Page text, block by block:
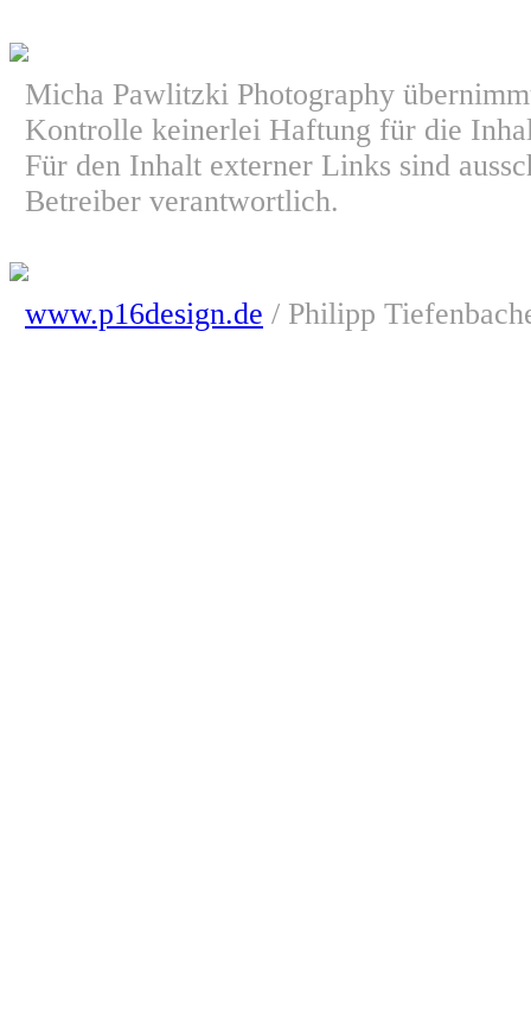
Micha Pawlitzki Photography
Kontrolle keinerlei Haftung für die
Für den Inhalt externer Links sind
Betreiber verantwortlich.
www.p16design.de / Philipp